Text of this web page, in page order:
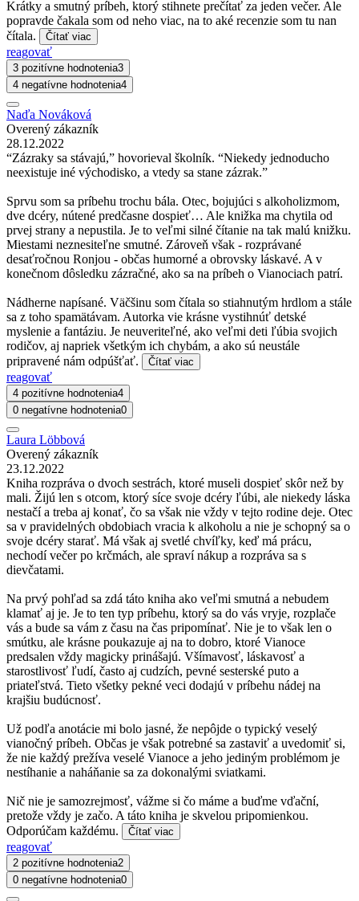
Krátky a smutný príbeh, ktorý stihnete prečítať za jeden večer. Ale
popravde čakala som od neho viac, na to aké recenzie som tu nan
čítala.
Čítať viac
reagovať
3 pozitívne hodnotenia3
4 negatívne hodnotenia4
Naďa Nováková
Overený zákazník
28.12.2022
“Zázraky sa stávajú,” hovorieval školník. “Niekedy jednoducho
neexistuje iné východisko, a vtedy sa stane zázrak.”
Sprvu som sa príbehu trochu bála. Otec, bojujúci s alkoholizmom,
dve dcéry, nútené predčasne dospieť… Ale knižka ma chytila od
prvej strany a nepustila. Je to veľmi silné čítanie na tak malú knižku.
Miestami neznesiteľne smutné. Zároveň však - rozprávané
desaťročnou Ronjou - občas humorné a obrovsky láskavé. A v
konečnom dôsledku zázračné, ako sa na príbeh o Vianociach patrí.
Nádherne napísané. Väčšinu som čítala so stiahnutým hrdlom a stále
sa z toho spamätávam. Autorka vie krásne vystihnúť detské
myslenie a fantáziu. Je neuveriteľné, ako veľmi deti ľúbia svojich
rodičov, aj napriek všetkým ich chybám, a ako sú neustále
pripravené nám odpúšťať.
Čítať viac
reagovať
4 pozitívne hodnotenia4
0 negatívne hodnotenia0
Laura Löbbová
Overený zákazník
23.12.2022
Kniha rozpráva o dvoch sestrách, ktoré museli dospieť skôr než by
mali. Žijú len s otcom, ktorý síce svoje dcéry ľúbi, ale niekedy láska
nestačí a treba aj konať, čo sa však nie vždy v tejto rodine deje. Otec
sa v pravidelných obdobiach vracia k alkoholu a nie je schopný sa o
svoje dcéry starať. Má však aj svetlé chvíľky, keď má prácu,
nechodí večer po krčmách, ale spraví nákup a rozpráva sa s
dievčatami.
Na prvý pohľad sa zdá táto kniha ako veľmi smutná a nebudem
klamať aj je. Je to ten typ príbehu, ktorý sa do vás vryje, rozplače
vás a bude sa vám z času na čas pripomínať. Nie je to však len o
smútku, ale krásne poukazuje aj na to dobro, ktoré Vianoce
predsalen vždy magicky prinášajú. Všímavosť, láskavosť a
starostlivosť ľudí, často aj cudzích, pevné sesterské puto a
priateľstvá. Tieto všetky pekné veci dodajú v príbehu nádej na
krajšiu budúcnosť.
Už podľa anotácie mi bolo jasné, že nepôjde o typický veselý
vianočný príbeh. Občas je však potrebné sa zastaviť a uvedomiť si,
že nie každý prežíva veselé Vianoce a jeho jediným problémom je
nestíhanie a naháňanie sa za dokonalými sviatkami.
Nič nie je samozrejmosť, vážme si čo máme a buďme vďační,
pretože vždy je začo. A táto kniha je skvelou pripomienkou.
Odporúčam každému.
Čítať viac
reagovať
2 pozitívne hodnotenia2
0 negatívne hodnotenia0